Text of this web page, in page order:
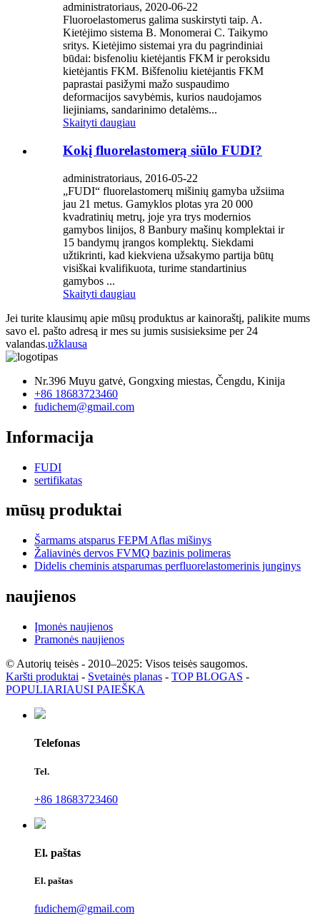
administratoriaus, 2020-06-22
Fluoroelastomerus galima suskirstyti taip. A.
Kietėjimo sistema B. Monomerai C. Taikymo
sritys. Kietėjimo sistemai yra du pagrindiniai
būdai: bisfenoliu kietėjantis FKM ir peroksidu
kietėjantis FKM. Bišfenoliu kietėjantis FKM
paprastai pasižymi mažo suspaudimo
deformacijos savybėmis, kurios naudojamos
liejiniams, sandarinimo detalėms...
Skaityti daugiau
Kokį fluorelastomerą siūlo FUDI?
administratoriaus, 2016-05-22
„FUDI“ fluorelastomerų mišinių gamyba užsiima
jau 21 metus. Gamyklos plotas yra 20 000
kvadratinių metrų, joje yra trys modernios
gamybos linijos, 8 Banbury mašinų komplektai ir
15 bandymų įrangos komplektų. Siekdami
užtikrinti, kad kiekviena užsakymo partija būtų
visiškai kvalifikuota, turime standartinius
gamybos ...
Skaityti daugiau
Jei turite klausimų apie mūsų produktus ar kainoraštį, palikite mums
savo el. pašto adresą ir mes su jumis susisieksime per 24
valandas.užklausa
Nr.396 Muyu gatvė, Gongxing miestas, Čengdu, Kinija
+86 18683723460
fudichem@gmail.com
Informacija
FUDI
sertifikatas
mūsų produktai
Šarmams atsparus FEPM Aflas mišinys
Žaliavinės dervos FVMQ bazinis polimeras
Didelis cheminis atsparumas perfluorelastomerinis junginys
naujienos
Įmonės naujienos
Pramonės naujienos
© Autorių teisės - 2010–2025: Visos teisės saugomos.
Karšti produktai - Svetainės planas - TOP BLOGAS -
POPULIARIAUSI PAIEŠKA
Telefonas
Tel.
+86 18683723460
El. paštas
El. paštas
fudichem@gmail.com